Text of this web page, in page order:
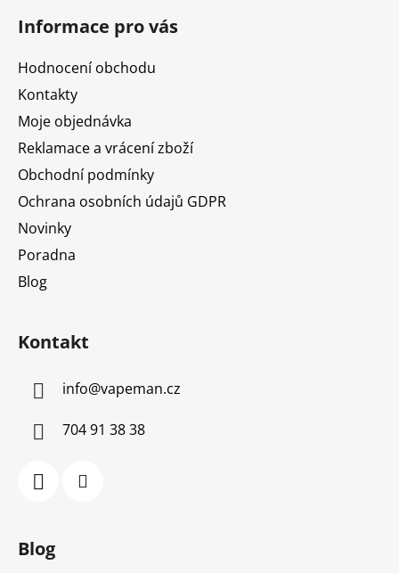
Informace pro vás
Hodnocení obchodu
Kontakty
Moje objednávka
Reklamace a vrácení zboží
Obchodní podmínky
Ochrana osobních údajů GDPR
Novinky
Poradna
Blog
Kontakt
info@vapeman.cz
704 91 38 38
Blog